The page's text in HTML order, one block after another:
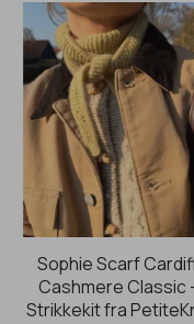
Sophie Scarf
Cashmere Classic
Strikkekit fra